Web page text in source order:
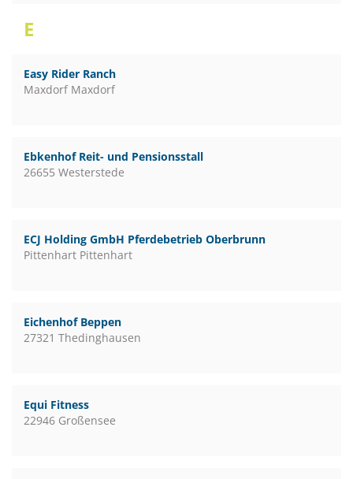
E
Easy Rider Ranch
Maxdorf Maxdorf
Ebkenhof Reit- und Pensionsstall
26655 Westerstede
ECJ Holding GmbH Pferdebetrieb Oberbrunn
Pittenhart Pittenhart
Eichenhof Beppen
27321 Thedinghausen
Equi Fitness
22946 Großensee